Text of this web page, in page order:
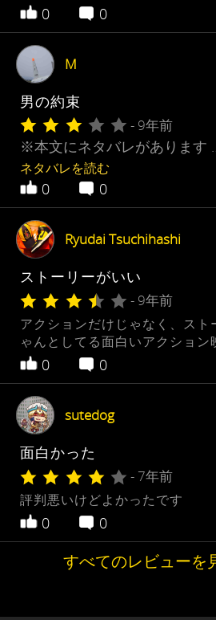
0 0
M
男の約束
- 9年前
※本文にネタバレがあります
ネタバレを読む
0 0
Ryudai Tsuchihashi
ストーリーがいい
- 9年前
アクションだけじゃなく、スト
ゃんとしてる面白いアクション
0 0
sutedog
面白かった
- 7年前
評判悪いけどよかったです
0 0
すべてのレビューを